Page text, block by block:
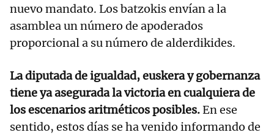
nuevo mandato. Los batzokis envían a la
asamblea un número de apoderados
proporcional a su número de alderdikides.
La diputada de igualdad, euskera y gobernanza
tiene ya asegurada la victoria en cualquiera de
los escenarios aritméticos posibles.En ese
sentido, estos días se ha venido informando de